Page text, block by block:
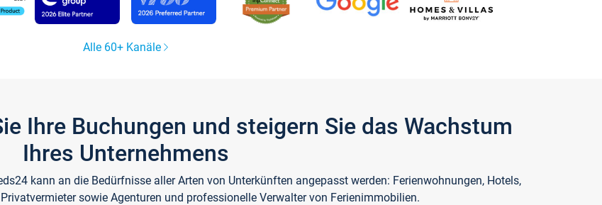
Alle 60+ Kanäle
Ihre Buchungen und steigern Sie das Wachstum
Ihres Unternehmens
kann an die Bedürfnisse aller Arten von Unterkünften angepasst werden: Ferienwohnungen, Hotels,
sowie Agenturen und professionelle Verwalter von Ferienimmobilien.